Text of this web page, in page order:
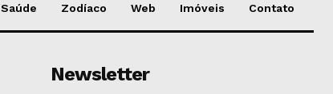
Saúde Zodíaco Web Imóveis Contato
Newsletter